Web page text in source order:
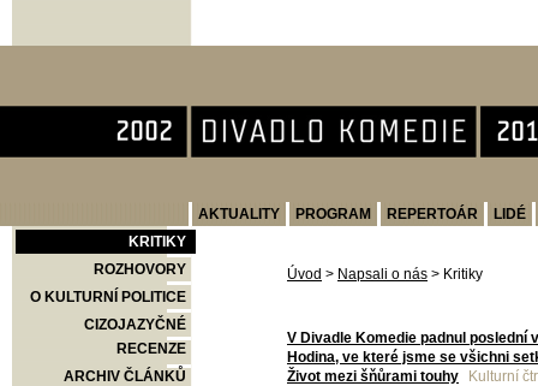
AKTUALITY PROGRAM REPERTOÁR
LIDÉ
KRITIKY
ROZHOVORY
O KULTURNÍ POLITICE
CIZOJAZYČNÉ
RECENZE
ARCHIV ČLÁNKŮ
Úvod > Napsali o nás > Kritiky
V Divadle Komedie padnul poslední
Hodina, ve které jsme se všichni
Život mezi šňůrami touhy
Kulturní